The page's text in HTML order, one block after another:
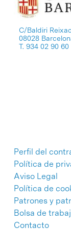
C/Baldiri
08028
T. 934 02 90 60
Perfil del
Política de
Aviso Legal
Política de
Patrones y
Bolsa de
Contacto